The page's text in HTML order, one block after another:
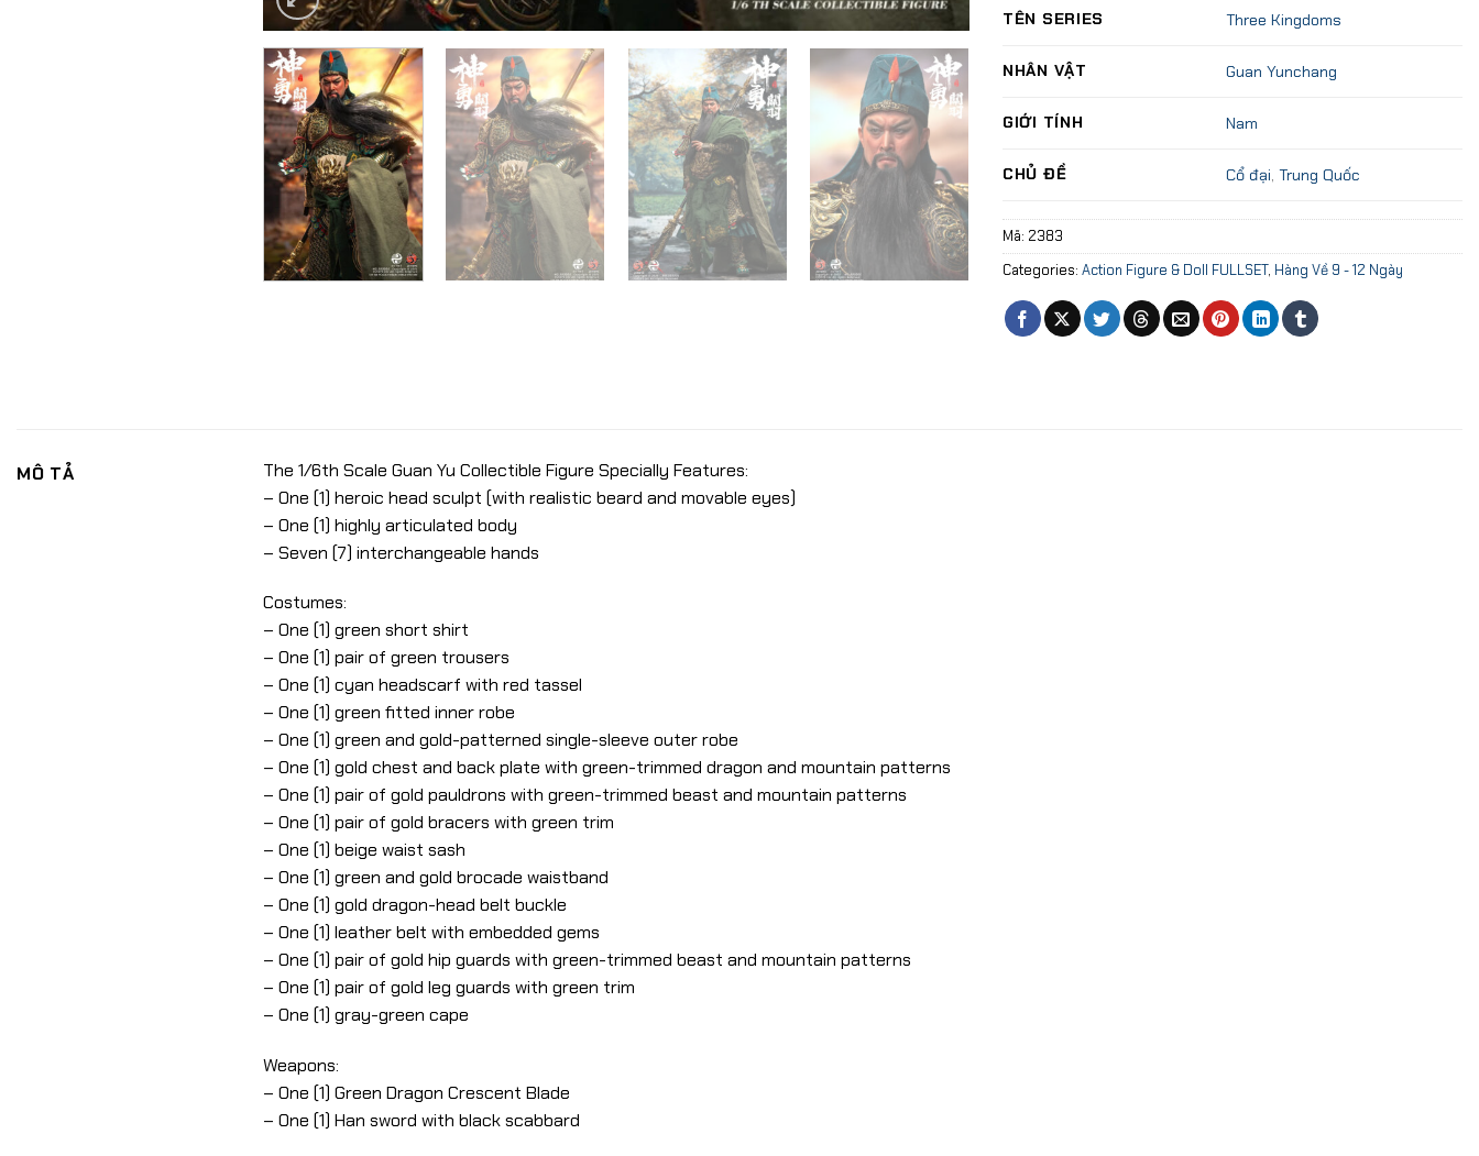
TÊN SERIES Three Kingdoms
NHÂN VẬT Guan Yunchang
GIỚI TÍNH Nam
CHỦ ĐỀ Cổ đại,Trung Quốc
Mã: 2383
Categories: Action Figure & Doll FULLSET, Hàng Về 9 - 12 Ngày
MÔ TẢ
The 1/6th Scale Guan Yu Collectible Figure Specially Features:
– One (1) heroic head sculpt (with realistic beard and movable eyes)
– One (1) highly articulated body
– Seven (7) interchangeable hands
Costumes:
– One (1) green short shirt
– One (1) pair of green trousers
– One (1) cyan headscarf with red tassel
– One (1) green fitted inner robe
– One (1) green and gold-patterned single-sleeve outer robe
– One (1) gold chest and back plate with green-trimmed dragon and mountain patterns
– One (1) pair of gold pauldrons with green-trimmed beast and mountain patterns
– One (1) pair of gold bracers with green trim
– One (1) beige waist sash
– One (1) green and gold brocade waistband
– One (1) gold dragon-head belt buckle
– One (1) leather belt with embedded gems
– One (1) pair of gold hip guards with green-trimmed beast and mountain patterns
– One (1) pair of gold leg guards with green trim
– One (1) gray-green cape
Weapons:
– One (1) Green Dragon Crescent Blade
– One (1) Han sword with black scabbard